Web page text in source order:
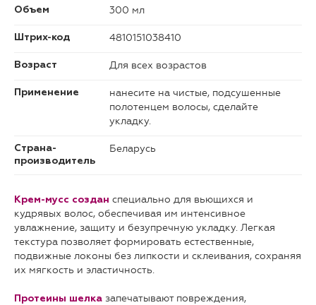
Объем 300 мл
Штрих-код 4810151038410
Возраст Для всех возрастов
Применение
нанесите на чистые, подсушенные
полотенцем волосы, сделайте
укладку.
Страна-
производитель
Беларусь
Крем-мусс создан специально для вьющихся и
кудрявых волос, обеспечивая им интенсивное
увлажнение, защиту и безупречную укладку. Легкая
текстура позволяет формировать естественные,
подвижные локоны без липкости и склеивания, сохраняя
их мягкость и эластичность.
Протеины шелка запечатывают повреждения,